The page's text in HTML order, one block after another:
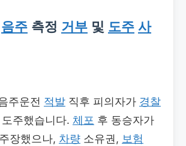
음주 측정 거부 및 도주 사
주운전 적발 직후 피의자가 경찰
도주했습니다. 체포 후 동승자가
장했으나, 차량 소유권, 보험